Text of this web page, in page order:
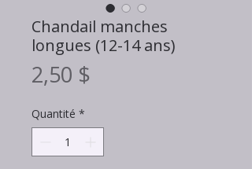
Chandail manches
longues (12-14 ans)
2,50 $
Quantité *